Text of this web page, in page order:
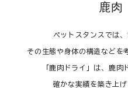
鹿肉
ペットスタンスでは
その生態や身体の構造などを
「鹿肉ドライ」は、鹿肉
確かな実績を築き上